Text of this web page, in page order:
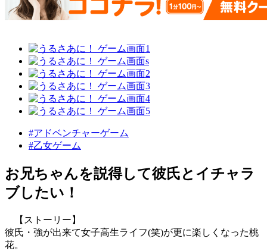
#アドベンチャーゲーム
#乙女ゲーム
お兄ちゃんを説得して彼氏とイチャラ
ブしたい！
【ストーリー】
彼氏・強が出来て女子高生ライフ(笑)が更に楽しくなった桃
花。